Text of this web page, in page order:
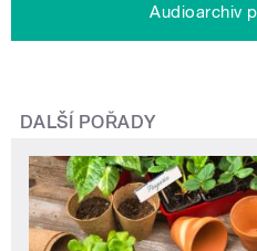
Audioarchiv
DALŠÍ POŘADY